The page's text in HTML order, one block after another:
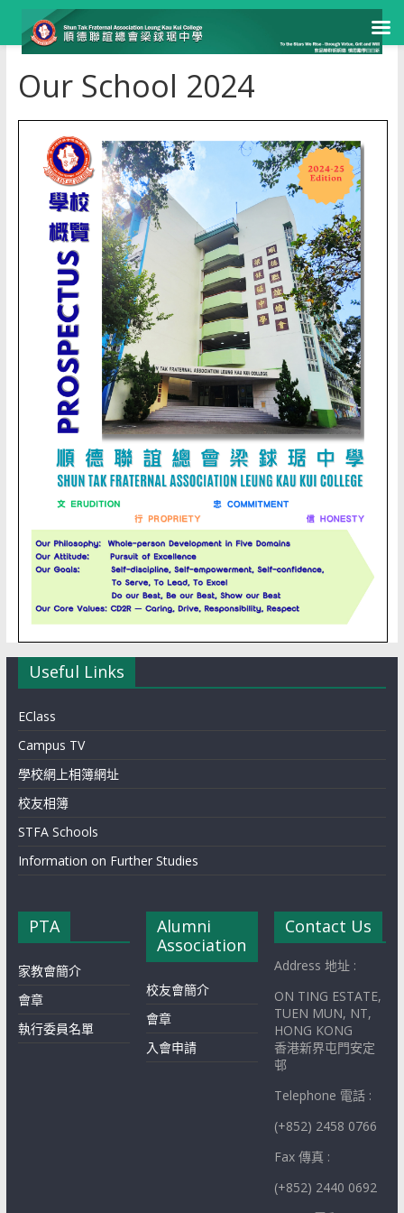
Skip
content
Our School 2024
Useful Links
EClass
Campus TV
學校網上相簿網址
校友相簿
STFA Schools
Information on Further Studies
PTA
家教會簡介
會章
執行委員名單
Alumni
Association
校友會簡介
會章
入會申請
Contact Us
Address 地址 :
ON TING ESTATE,
TUEN MUN, NT,
HONG KONG
香港新界屯門安定
邨
Telephone 電話 :
(+852) 2458 0766
Fax 傳真 :
(+852) 2440 0692